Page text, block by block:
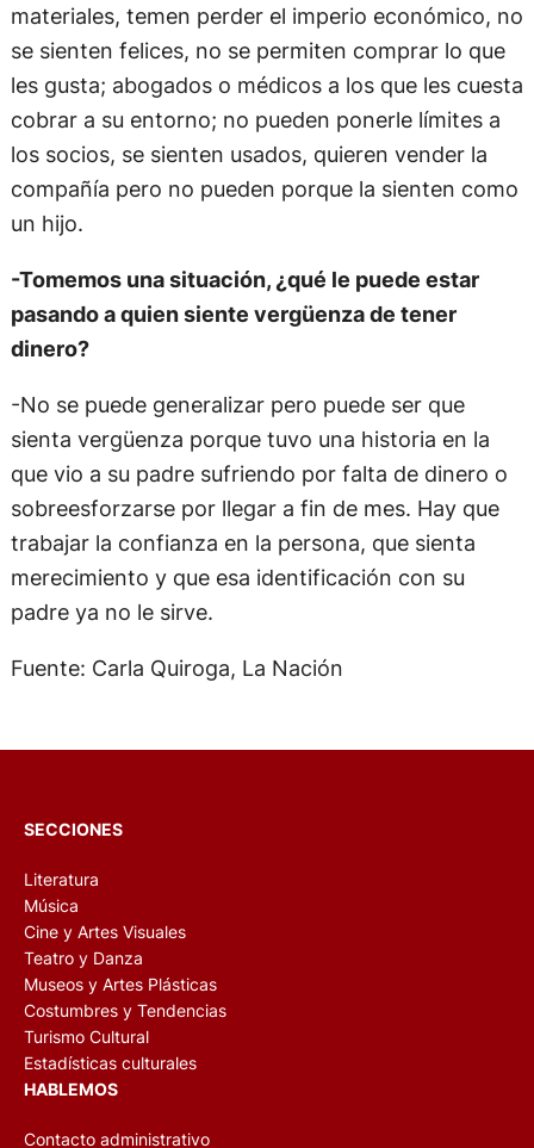
materiales, temen perder el imperio económico, no
se sienten felices, no se permiten comprar lo que
les gusta; abogados o médicos a los que les cuesta
cobrar a su entorno; no pueden ponerle límites a
los socios, se sienten usados, quieren vender la
compañía pero no pueden porque la sienten como
un hijo.
-Tomemos una situación, ¿qué le puede estar
pasando a quien siente vergüenza de tener
dinero?
-No se puede generalizar pero puede ser que
sienta vergüenza porque tuvo una historia en la
que vio a su padre sufriendo por falta de dinero o
sobreesforzarse por llegar a fin de mes. Hay que
trabajar la confianza en la persona, que sienta
merecimiento y que esa identificación con su
padre ya no le sirve.
Fuente: Carla Quiroga, La Nación
SECCIONES
Literatura
Música
Cine y Artes Visuales
Teatro y Danza
Museos y Artes Plásticas
Costumbres y Tendencias
Turismo Cultural
Estadísticas culturales
HABLEMOS
Contacto administrativo